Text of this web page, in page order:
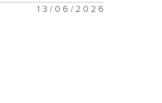
13/06/2026